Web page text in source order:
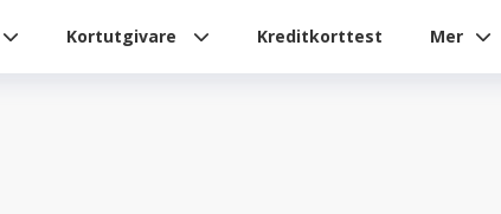
Kortutgivare Kreditkorttest Mer